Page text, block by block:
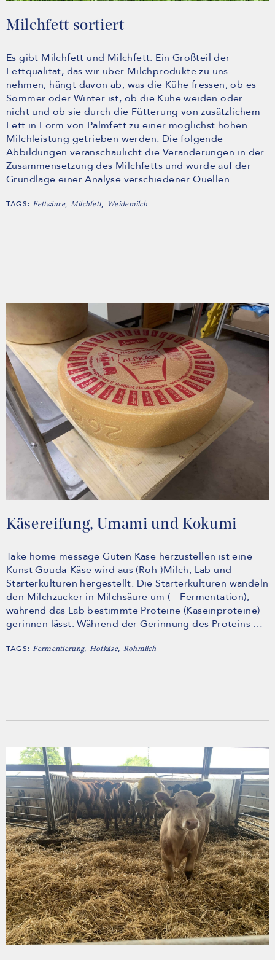
Milchfett sortiert
Es gibt Milchfett und Milchfett. Ein Großteil der
Fettqualität, das wir über Milchprodukte zu uns
nehmen, hängt davon ab, was die Kühe fressen, ob es
Sommer oder Winter ist, ob die Kühe weiden oder
nicht und ob sie durch die Fütterung von zusätzlichem
Fett in Form von Palmfett zu einer möglichst hohen
Milchleistung getrieben werden. Die folgende
Abbildungen veranschaulicht die Veränderungen in der
Zusammensetzung des Milchfetts und wurde auf der
Grundlage einer Analyse verschiedener Quellen …
TAGS:Fettsäure, Milchfett, Weidemilch
Käsereifung, Umami und Kokumi
Take home message Guten Käse herzustellen ist eine
Kunst Gouda-Käse wird aus (Roh-)Milch, Lab und
Starterkulturen hergestellt. Die Starterkulturen wandeln
den Milchzucker in Milchsäure um (= Fermentation),
während das Lab bestimmte Proteine (Kaseinproteine)
gerinnen lässt. Während der Gerinnung des Proteins …
TAGS:Fermentierung, Hofkäse, Rohmilch